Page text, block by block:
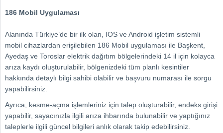
186 Mobil Uygulaması
Alanında Türkiye’de bir ilk olan, IOS ve Android işletim sistemli
mobil cihazlardan erişilebilen 186 Mobil uygulaması ile Başkent,
Ayedaş ve Toroslar elektrik dağıtım bölgelerindeki 14 il için kolayca
arıza kaydı oluşturulabilir, bölgenizdeki tüm planlı kesintiler
hakkında detaylı bilgi sahibi olabilir ve başvuru numarası ile sorgu
yapabilirsiniz.
Ayrıca, kesme-açma işlemleriniz için talep oluşturabilir, endeks girişi
yapabilir, sayacınızla ilgili arıza ihbarında bulunabilir ve yaptığınız
taleplerle ilgili güncel bilgileri anlık olarak takip edebilirsiniz.